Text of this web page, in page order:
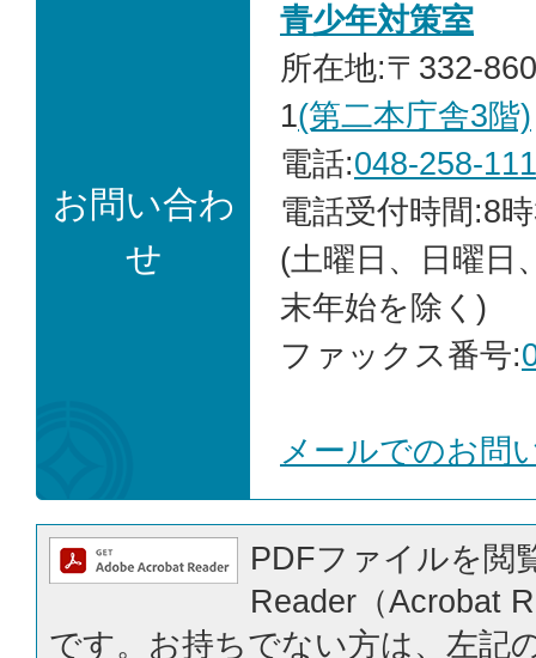
お問い合わ
せ
青少年対策室
所在地:〒332-
1(第二本庁舎3階)
電話:048-258-
電話受付時間:8
(土曜日、日曜日
末年始を除く)
ファックス番号:
メールでのお問
PDFファイルを閲
Reader（Acrobat
です。お持ちでない方は、左記